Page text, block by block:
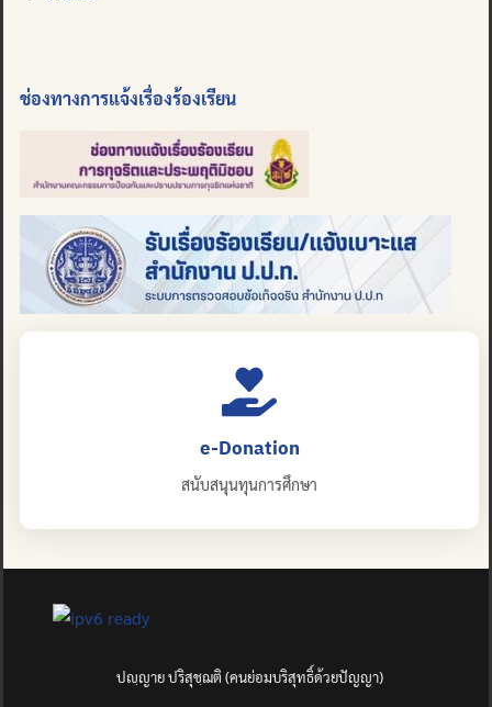
ช่องทางการแจ้งเรื่องร้องเรียน
e-Donation
สนับสนุนทุนการศึกษา
ปญฺญาย ปริสุชฺฌติ (คนย่อมบริสุทธิ์ด้วยปัญญา)